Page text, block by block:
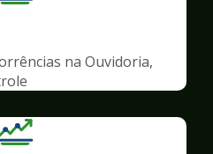
na Ouvidoria,